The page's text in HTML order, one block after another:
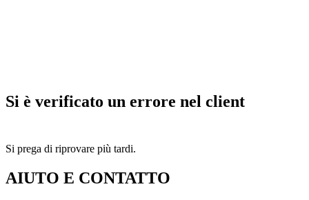
Si è verificato un errore nel client
Si prega di riprovare più tardi.
AIUTO E CONTATTO